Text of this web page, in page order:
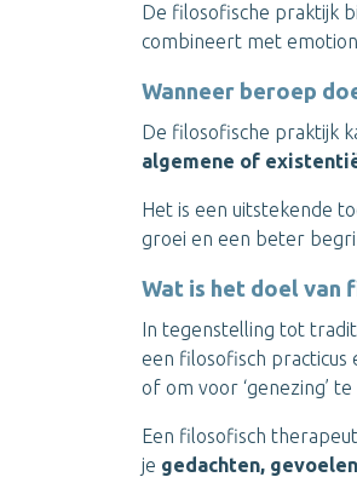
De filosofische praktijk
combineert met
Wanneer beroep
De filosofische praktijk
algemene of
Het is een uitstekende
groei en een beter
Wat is het doel van
In tegenstelling tot
een filosofisch
of om voor ‘genezing’
Een filosofisch
je gedachten,